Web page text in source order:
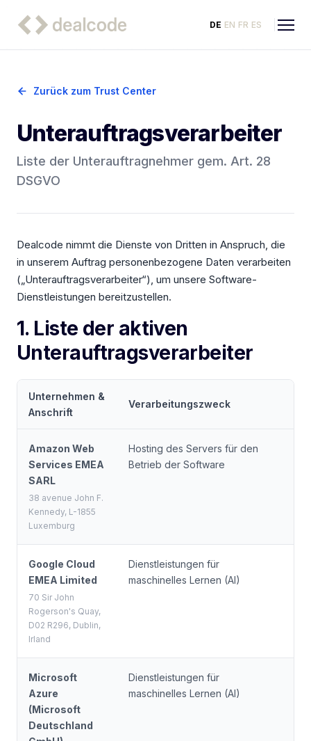
DE EN FR ES
Zurück zum Trust Center
Unterauftragsverarbeiter
Liste der Unterauftragnehmer gem. Art. 28
DSGVO
Dealcode nimmt die Dienste von Dritten in Anspruch, die
in unserem Auftrag personenbezogene Daten verarbeiten
(„Unterauftragsverarbeiter“), um unsere Software-
Dienstleistungen bereitzustellen.
1. Liste der aktiven
Unterauftragsverarbeiter
Unternehmen &
Anschrift
Verarbeitungszweck
Amazon Web
Services EMEA
SARL
38 avenue John F.
Kennedy, L-1855
Luxemburg
Hosting des Servers für den
Betrieb der Software
Google Cloud
EMEA Limited
70 Sir John
Rogerson's Quay,
D02 R296, Dublin,
Irland
Dienstleistungen für
maschinelles Lernen (AI)
Microsoft
Azure
(Microsoft
Deutschland
Dienstleistungen für
maschinelles Lernen (AI)